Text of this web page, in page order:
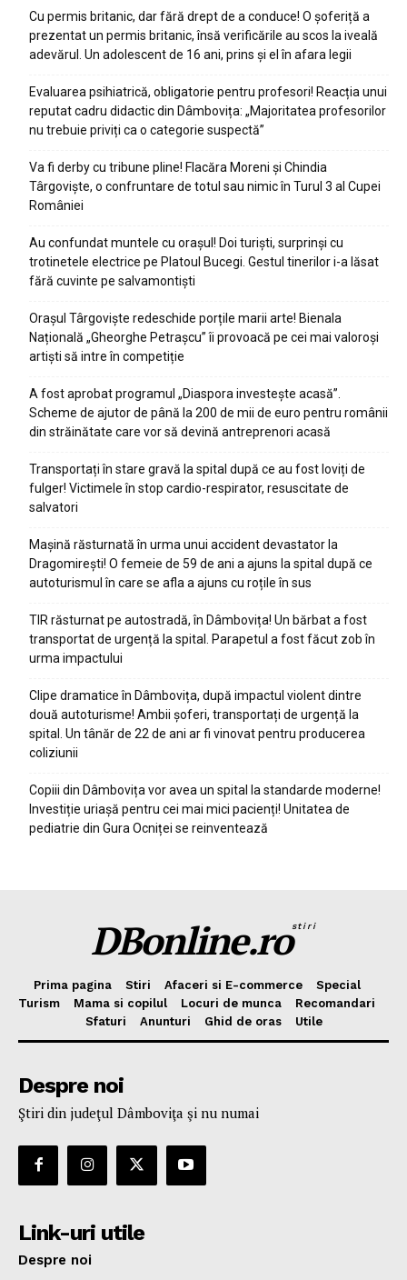
Cu permis britanic, dar fără drept de a conduce! O șoferiță a
prezentat un permis britanic, însă verificările au scos la iveală
adevărul. Un adolescent de 16 ani, prins și el în afara legii
Evaluarea psihiatrică, obligatorie pentru profesori! Reacția unui
reputat cadru didactic din Dâmbovița: „Majoritatea profesorilor
nu trebuie priviți ca o categorie suspectă”
Va fi derby cu tribune pline! Flacăra Moreni și Chindia
Târgoviște, o confruntare de totul sau nimic în Turul 3 al Cupei
României
Au confundat muntele cu orașul! Doi turiști, surprinși cu
trotinetele electrice pe Platoul Bucegi. Gestul tinerilor i-a lăsat
fără cuvinte pe salvamontiști
Orașul Târgoviște redeschide porțile marii arte! Bienala
Națională „Gheorghe Petrașcu” îi provoacă pe cei mai valoroși
artiști să intre în competiție
A fost aprobat programul „Diaspora investește acasă”.
Scheme de ajutor de până la 200 de mii de euro pentru românii
din străinătate care vor să devină antreprenori acasă
Transportați în stare gravă la spital după ce au fost loviți de
fulger! Victimele în stop cardio-respirator, resuscitate de
salvatori
Mașină răsturnată în urma unui accident devastator la
Dragomirești! O femeie de 59 de ani a ajuns la spital după ce
autoturismul în care se afla a ajuns cu roțile în sus
TIR răsturnat pe autostradă, în Dâmbovița! Un bărbat a fost
transportat de urgență la spital. Parapetul a fost făcut zob în
urma impactului
Clipe dramatice în Dâmbovița, după impactul violent dintre
două autoturisme! Ambii șoferi, transportați de urgență la
spital. Un tânăr de 22 de ani ar fi vinovat pentru producerea
coliziunii
Copiii din Dâmbovița vor avea un spital la standarde moderne!
Investiție uriașă pentru cei mai mici pacienți! Unitatea de
pediatrie din Gura Ocniței se reinventează
DBonline.rostiri
Prima pagina Stiri Afaceri si E-commerce
Special
Turism
Mama si copilul Locuri de munca
Recomandari
Sfaturi
Anunturi Ghid de oras Utile
Despre noi
Ştiri din judeţul Dâmboviţa şi nu numai
Link-uri utile
Despre noi